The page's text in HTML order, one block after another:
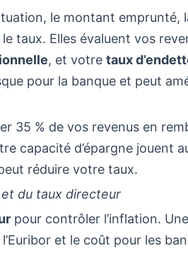
le montant emprunté,
taux. Elles évaluent vos
, et votre taux
pour la banque et peut
35 % de vos revenus en
capacité d’épargne jouent
réduire votre taux.
et du taux directeur
pour contrôler l’inflation.
et le coût pour les